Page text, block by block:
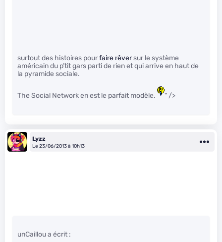
surtout des histoires pourfaire rêversur le système
américain du p’tit gars parti de rien et qui arrive en haut de
la pyramide sociale.
The Social Network en est le parfait modèle. " />
Lyzz
Le 23/06/2013 à 10h13
unCaillou a écrit :